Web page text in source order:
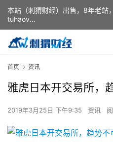
首页 资讯
雅虎日本开交易所，
2019年3月25日 下午9:35 资讯
本站（刺猬财经）出售，8年老站
tuhaov
This website (ciweicaijing) is for
website. If you need it, please